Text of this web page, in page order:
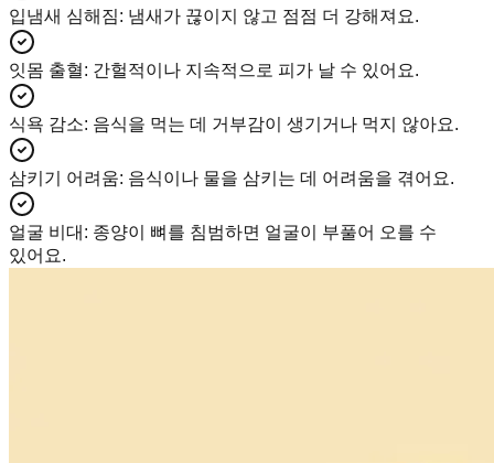
입냄새 심해짐: 냄새가 끊이지 않고 점점 더 강해져요.
잇몸 출혈: 간헐적이나 지속적으로 피가 날 수 있어요.
식욕 감소: 음식을 먹는 데 거부감이 생기거나 먹지 않아요.
삼키기 어려움: 음식이나 물을 삼키는 데 어려움을 겪어요.
얼굴 비대 : 종양이 뼈를 침범하면 얼굴이 부풀어 오를 수
있어요.